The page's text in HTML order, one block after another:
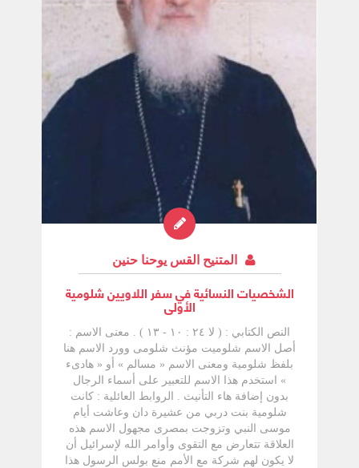
الله عن غضبه على إسرائيل وامتنع الوباء عنهم وكان
الذين ماتوا بالوباء أربعة وعشرين ألفاً إن اليوم الذي
مات فيه هذا العدد الكبير من الشعب كان يوماً حزيناً
والسبب وقوع شباب شعب الله في إغراءات بنات
المديانيين وعبادتهم لبعل فغور لقد قادت كزبي
زمرى بالكذب فضرب بالرمح وضربت هي أيضاً
بالرمح في بطنها لذلك قال داود النبي في ( المزمور
۱۰۹: ۲۸-۳۰) : « وتعلقوا ببعل فغور وأكلوا ذبائح
الموتى وأغاظوه بأعمالهم فاقتحمهم الوباء فوقف
فينحاس ودان فامتنع الوباء فحسب له ذلك برأ إلى
دور فدور إلى الأبد» وقال الكتاب المقدس « احترزوا
من الأنبياء الكذبة الذين يأتونكم بثياب الحملان
أيضاً «لا يمكن إلا أن تأتى العثرات ولكن ويل للذي
تأتي بواسطته » ( لو ۱:۱۷). المتنيح القس يوحنا
الشخصيات النسائية فى الكتاب المقدس
المتنيح القس يوحنا حنين
الشخصيات النسائية في سفر اللاويين شلومية
الأولى
النص الكتابي : ( لا ٢٤ : ١٠ - ١٣ ) . معنى الاسم :
أصل الاسم شلوميت مؤنث شلومى وورد الاسم هنا
بلفظ شلومية ومعنى الاسم « مسالم » أو « هادىء
» استخدم هذا الاسم للتعبير على أسماء الرجال
بدون إضافة هاء التأنيث . الروابط العائلية : كانت
شلومية بنت دربي من عشيرة دان وعاشت أيام
موسى النبي وتزوجت بمصرى مجهول الاسم هذه
العلاقة تتعارض مع التقوى وأوامر الله لإسرائيل أن
لا يكون لهم شركة مع الأمم منع بولس الرسول هذا